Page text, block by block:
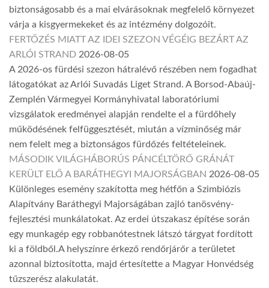
biztonságosabb és a mai elvárásoknak megfelelő környezet
várja a kisgyermekeket és az intézmény dolgozóit.
FERTŐZÉS MIATT AZ IDEI SZEZON VÉGÉIG BEZÁRT AZ
ARLÓI STRAND 2026-08-05
A 2026-os fürdési szezon hátralévő részében nem fogadhat
látogatókat az Arlói Suvadás Liget Strand. A Borsod-Abaúj-
Zemplén Vármegyei Kormányhivatal laboratóriumi
vizsgálatok eredményei alapján rendelte el a fürdőhely
működésének felfüggesztését, miután a vízminőség már
nem felelt meg a biztonságos fürdőzés feltételeinek.
MÁSODIK VILÁGHÁBORÚS PÁNCÉLTÖRŐ GRÁNÁT
KERÜLT ELŐ A BARÁTHEGYI MAJORSÁGBAN 2026-08-05
Különleges esemény szakította meg hétfőn a Szimbiózis
Alapítvány Baráthegyi Majorságában zajló tanösvény-
fejlesztési munkálatokat. Az erdei útszakasz építése során
egy munkagép egy robbanótestnek látszó tárgyat fordított
ki a földből.A helyszínre érkező rendőrjárőr a területet
azonnal biztosította, majd értesítette a Magyar Honvédség
tűzszerész alakulatát.